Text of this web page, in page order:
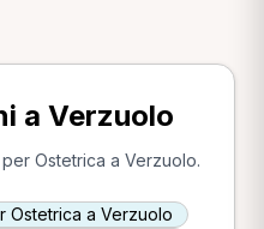
a Verzuolo
Ostetrica a Verzuolo.
Ostetrica a Verzuolo